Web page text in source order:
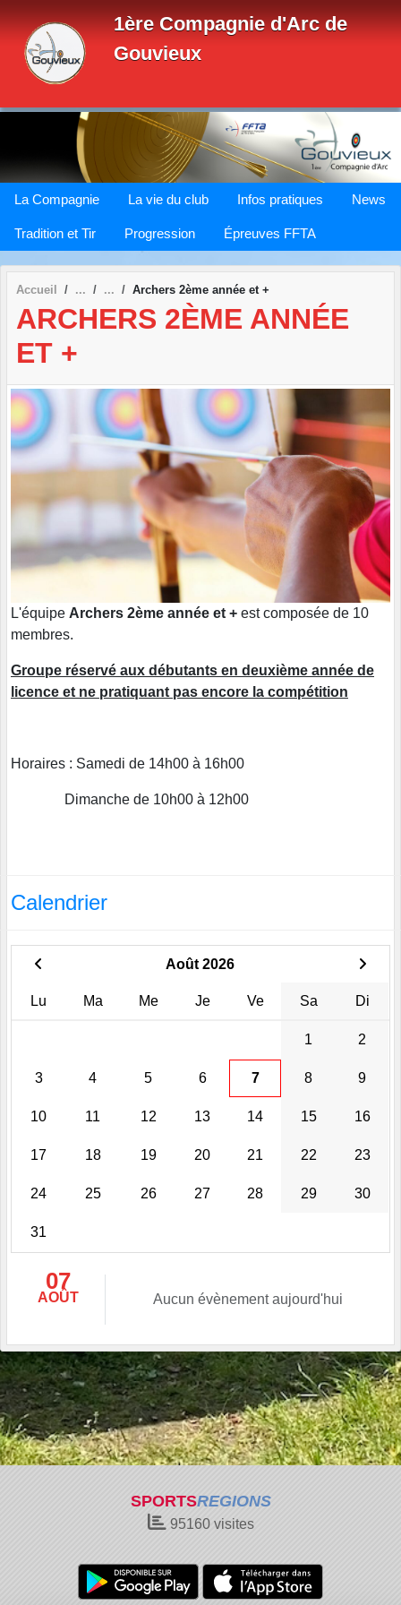
1ère Compagnie d'Arc de
Gouvieux
La Compagnie La vie du club Infos pratiques News
Tradition et Tir Progression Épreuves FFTA
Accueil Archers 2ème année et +
ARCHERS 2ÈME ANNÉE
ET +
L'équipe Archers 2ème année et + est composée de 10
membres.
Groupe réservé aux débutants en deuxième année de
licence et ne pratiquant pas encore la compétition
Horaires : Samedi de 14h00 à 16h00
Dimanche de 10h00 à 12h00
Calendrier
Août 2026
Lu Ma Me Je Ve Sa Di
1 2
3 4 5 6 7 8 9
10 11 12 13 14 15 16
17 18 19 20 21 22 23
24 25 26 27 28 29 30
31
07
AOÛT Aucun évènement aujourd'hui
SPORTSREGIONS
95160visites